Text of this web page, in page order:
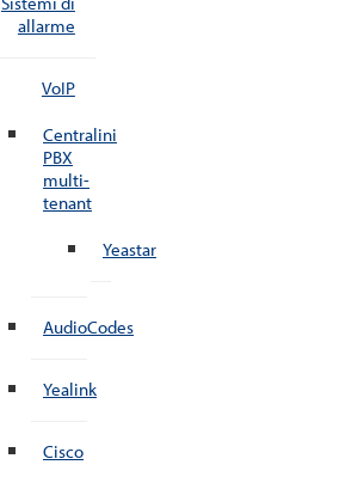
allarme
VoIP
Centralini
PBX
multi-
tenant
Yeastar
AudioCodes
Yealink
Cisco